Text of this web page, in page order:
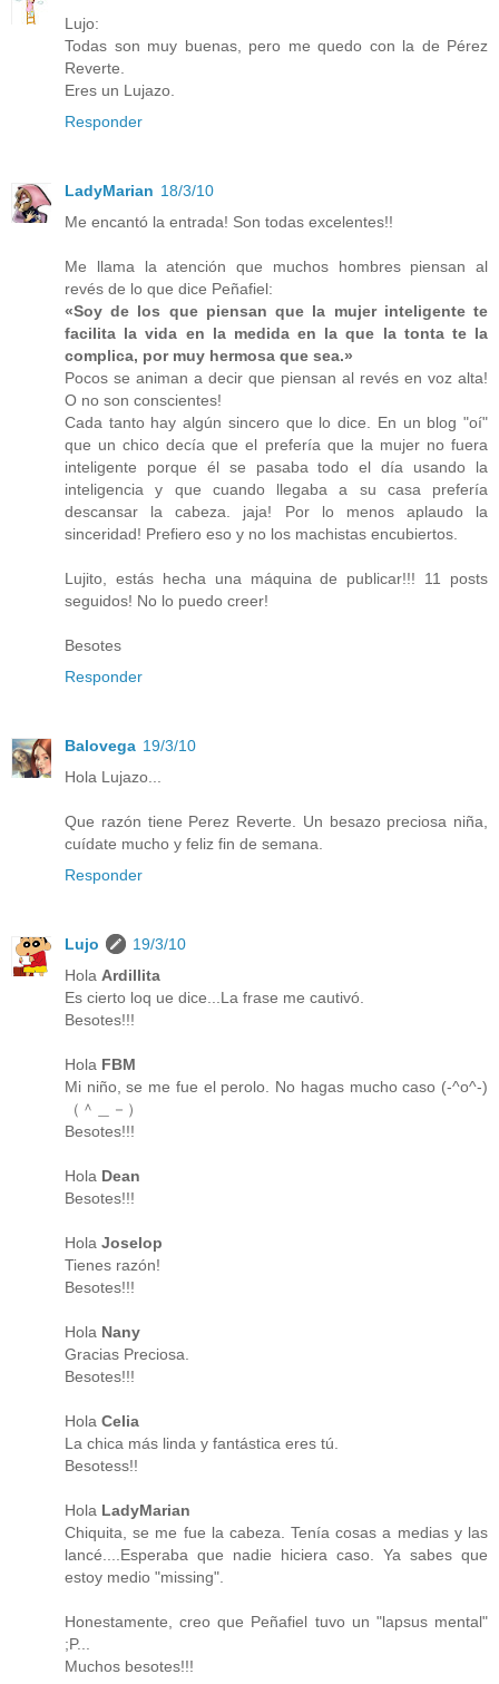
Lujo:
Todas son muy buenas, pero me quedo con la de Pérez
Reverte.
Eres un Lujazo.
Responder
LadyMarian 18/3/10
Me encantó la entrada! Son todas excelentes!!
Me llama la atención que muchos hombres piensan al
revés de lo que dice Peñafiel:
«Soy de los que piensan que la mujer inteligente te
facilita la vida en la medida en la que la tonta te la
complica, por muy hermosa que sea.»
Pocos se animan a decir que piensan al revés en voz alta!
O no son conscientes!
Cada tanto hay algún sincero que lo dice. En un blog "oí"
que un chico decía que el prefería que la mujer no fuera
inteligente porque él se pasaba todo el día usando la
inteligencia y que cuando llegaba a su casa prefería
descansar la cabeza. jaja! Por lo menos aplaudo la
sinceridad! Prefiero eso y no los machistas encubiertos.
Lujito, estás hecha una máquina de publicar!!! 11 posts
seguidos! No lo puedo creer!
Besotes
Responder
Balovega 19/3/10
Hola Lujazo...
Que razón tiene Perez Reverte. Un besazo preciosa niña,
cuídate mucho y feliz fin de semana.
Responder
Lujo
19/3/10
Hola Ardillita
Es cierto loq ue dice...La frase me cautivó.
Besotes!!!
Hola FBM
Mi niño, se me fue el perolo. No hagas mucho caso (-^o^-)
（＾＿－）
Besotes!!!
Hola Dean
Besotes!!!
Hola Joselop
Tienes razón!
Besotes!!!
Hola Nany
Gracias Preciosa.
Besotes!!!
Hola Celia
La chica más linda y fantástica eres tú.
Besotess!!
Hola LadyMarian
Chiquita, se me fue la cabeza. Tenía cosas a medias y las
lancé....Esperaba que nadie hiciera caso. Ya sabes que
estoy medio "missing".
Honestamente, creo que Peñafiel tuvo un "lapsus mental"
;P...
Muchos besotes!!!